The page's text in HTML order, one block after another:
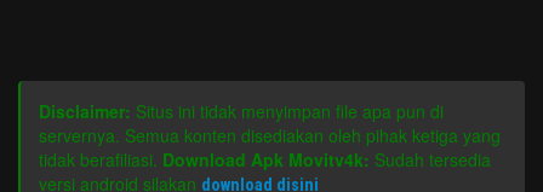
Disclaimer: Situs ini tidak menyimpan file apa pun di
servernya. Semua konten disediakan oleh pihak ketiga yang
tidak berafiliasi. Download Apk Movitv4k: Sudah tersedia
versi android silakan download disini